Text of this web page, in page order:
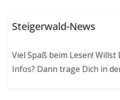
Steigerwald-News
Viel Spaß beim Lesen!
Infos? Dann trage Dich in